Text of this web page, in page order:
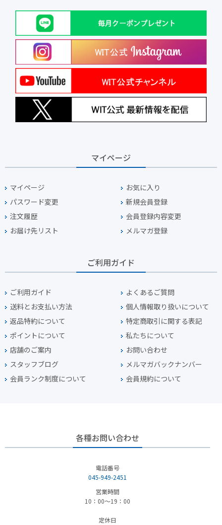
マイページ
マイページ
お気に入り
パスワード変更
新規会員登録
注文履歴
会員登録内容変更
お届け先リスト
メルマガ登録
ご利用ガイド
ご利用ガイド
よくあるご質問
送料とお支払い方法
個人情報取り扱いについて
返品特約について
特定商取引に関する表記
ポイントについて
私たちについて
店舗のご案内
お問い合わせ
スタッフブログ
メルマガバックナンバー
会員ランク制度について
会員規約について
各種お問い合わせ
電話番号
045-949-2451
営業時間
10：00～19：00
定休日